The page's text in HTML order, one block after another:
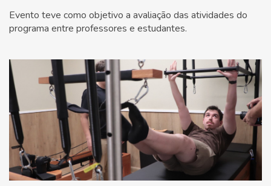
Evento teve como objetivo a avaliação das atividades do
programa entre professores e estudantes.